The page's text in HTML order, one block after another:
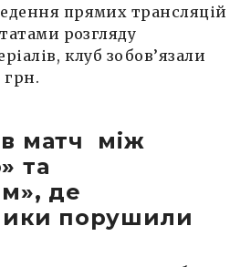
прямих трансляцій
розгляду
клуб зобов’язали
грн.
матч між
та
де
порушили